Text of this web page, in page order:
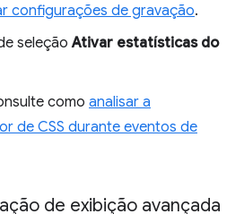
configurações de gravação.
seleçãoAtivar estatísticas do
como analisar a
de CSS durante eventos de
de exibição avançada